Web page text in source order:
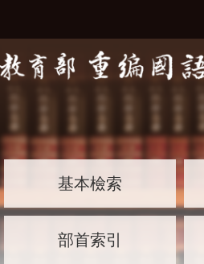
基本檢索
部首索引